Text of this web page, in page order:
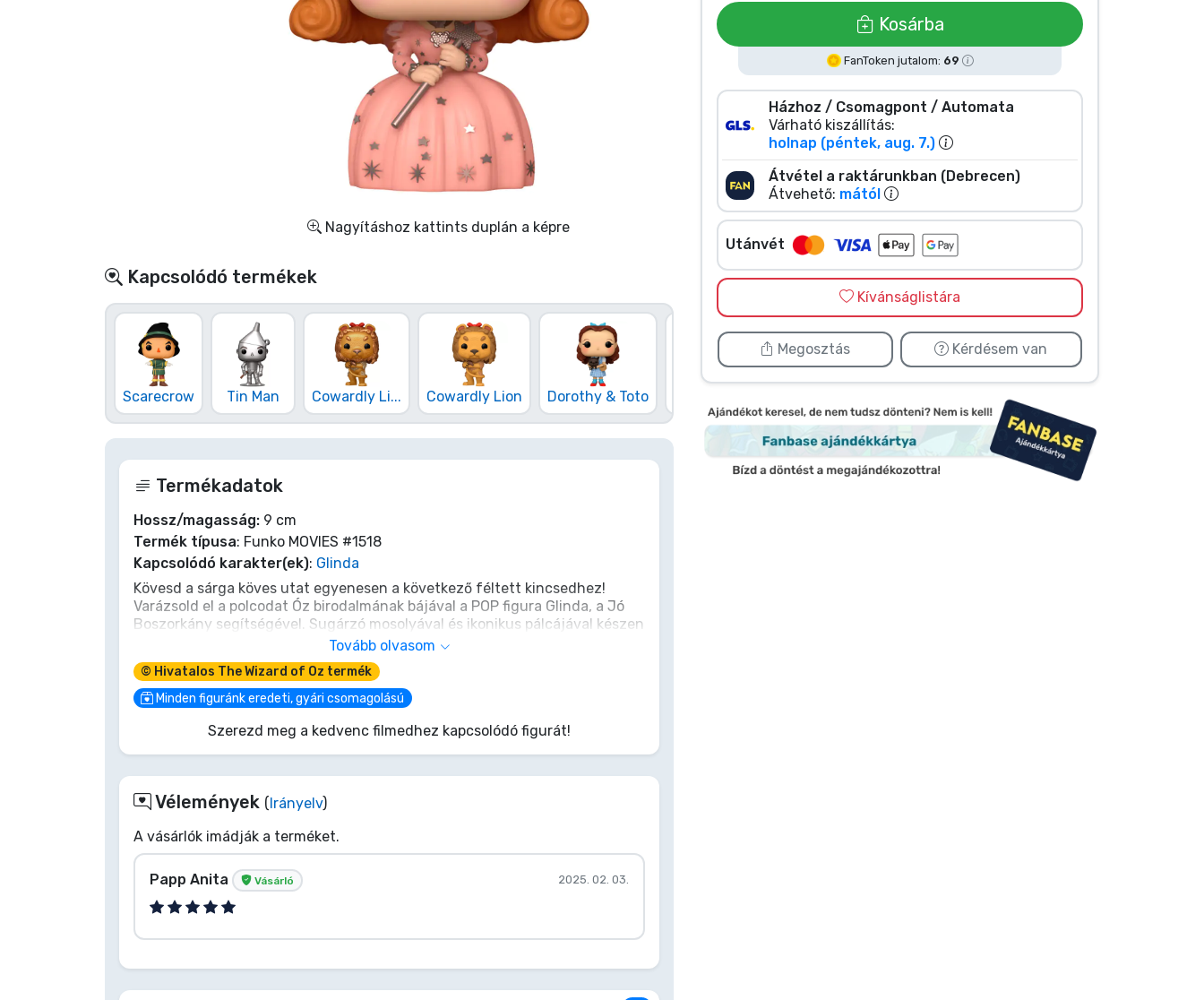
Nagyításhoz kattints duplán a képre
Kosárba
FanToken jutalom: 69
Házhoz / Csomagpont / Automata
Várható kiszállítás:
holnap (péntek, aug. 7.)
Átvétel a raktárunkban (Debrecen)
Átvehető: mától
Utánvét
Kívánságlistára
Megosztás Kérdésem van
Kapcsolódó termékek
Scarecrow Tin Man Cowardly Li... Cowardly Lion Dorothy & Toto Winged Monk...
Termékadatok
Hossz/magasság: 9 cm
Termék típusa: Funko MOVIES #1518
Kapcsolódó karakter(ek): Glinda
Kövesd a sárga köves utat egyenesen a következő féltett kincsedhez!
Varázsold el a polcodat Óz birodalmának bájával a POP figura Glinda, a Jó
Boszorkány segítségével. Sugárzó mosolyával és ikonikus pálcájával készen
áll, hogy egy kis varázslatot csempésszen a gyűjteményedbe. Ne hagyd ki,
mert nincs is jobb, mint egy teljes Funko kollekció!
Tovább olvasom
© Hivatalos The Wizard of Oz termék
Minden figuránk eredeti, gyári csomagolású
Szerezd meg a kedvenc filmedhez kapcsolódó figurát!
Vélemények ( Irányelv)
A vásárlók imádják a terméket.
Papp Anita Vásárló 2025. 02. 03.
Gamer cuccok
Sportos cuccok
Zenés cuccok
Terméktípusok